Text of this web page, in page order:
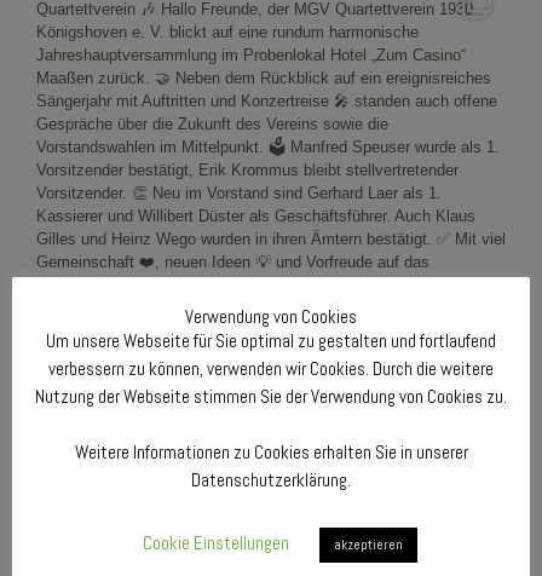
Verwendung von Cookies
Um unsere Webseite für Sie optimal zu gestalten und fortlaufend
verbessern zu können, verwenden wir Cookies. Durch die weitere
Nutzung der Webseite stimmen Sie der Verwendung von Cookies zu.
Weitere Informationen zu Cookies erhalten Sie in unserer
Datenschutzerklärung.
Cookie Einstellungen akzeptieren